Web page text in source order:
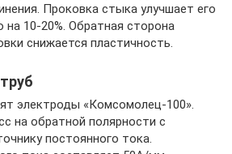
Проковка стыка улучшает его
на 10-20%. Обратная сторона
снижается пластичность.
электроды «Комсомолец-100».
на обратной полярности с
постоянного тока.